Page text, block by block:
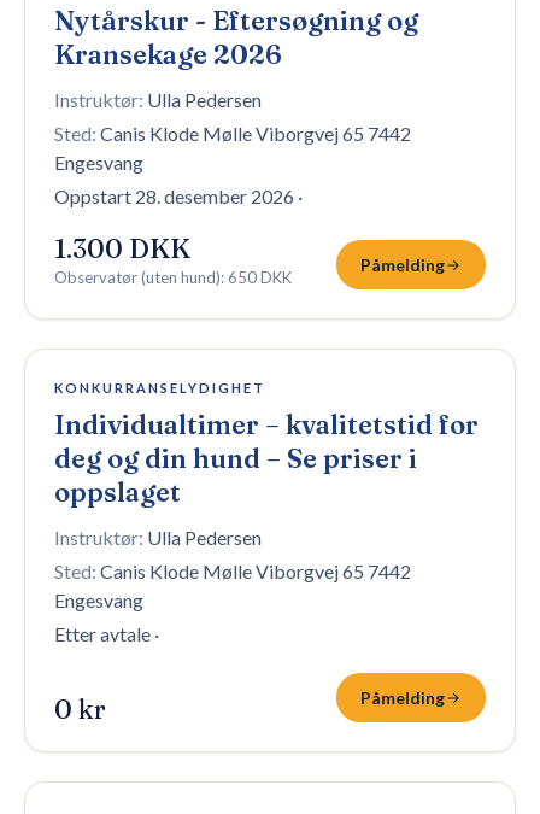
Nytårskur - Eftersøgning og
Kransekage 2026
Instruktør: Ulla Pedersen
Sted: Canis Klode Mølle Viborgvej 65 7442
Engesvang
Oppstart 28. desember 2026 ·
1.300 DKK
Observatør (uten hund): 650 DKK
Påmelding
Åpen påmelding
KONKURRANSELYDIGHET
Individualtimer – kvalitetstid for
deg og din hund – Se priser i
oppslaget
Instruktør: Ulla Pedersen
Sted: Canis Klode Mølle Viborgvej 65 7442
Engesvang
Etter avtale ·
0 kr Påmelding